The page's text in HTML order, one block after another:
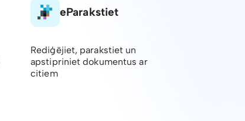
eParakstiet
Rediģējiet, parakstiet un
apstipriniet dokumentus ar
citiem